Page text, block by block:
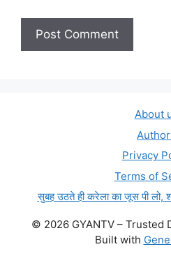
About
Privacy
Terms of
सुबह उठते ही करेला का जूस पी लो,
© 2026 GYANTV – Trusted
Built with